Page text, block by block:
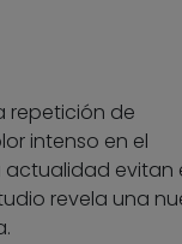
repetición de
intenso en el
actualidad evitan
revela una